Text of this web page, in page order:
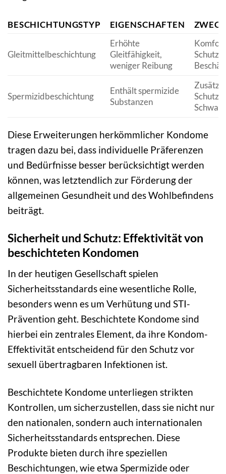
BESCHICHTUNGSTYP EIGENSCHAFTEN
Gleitmittelbeschichtung
Erhöhte
Gleitfähigkeit,
weniger Reibung
Schutz
Spermizidbeschichtung
Enthält spermizide
Substanzen
Schutz
Diese Erweiterungen herkömmlicher Kondome
tragen dazu bei, dass individuelle Präferenzen
und Bedürfnisse besser berücksichtigt werden
können, was letztendlich zur Förderung der
allgemeinen Gesundheit und des Wohlbefindens
beiträgt.
Sicherheit und Schutz: Effektivität von
beschichteten Kondomen
In der heutigen Gesellschaft spielen
Sicherheitsstandards eine wesentliche Rolle,
besonders wenn es um Verhütung und STI-
Prävention geht. Beschichtete Kondome sind
hierbei ein zentrales Element, da ihre Kondom-
Effektivität entscheidend für den Schutz vor
sexuell übertragbaren Infektionen ist.
Beschichtete Kondome unterliegen strikten
Kontrollen, um sicherzustellen, dass sie nicht nur
den nationalen, sondern auch internationalen
Sicherheitsstandards entsprechen. Diese
Produkte bieten durch ihre speziellen
Beschichtungen, wie etwa Spermizide oder